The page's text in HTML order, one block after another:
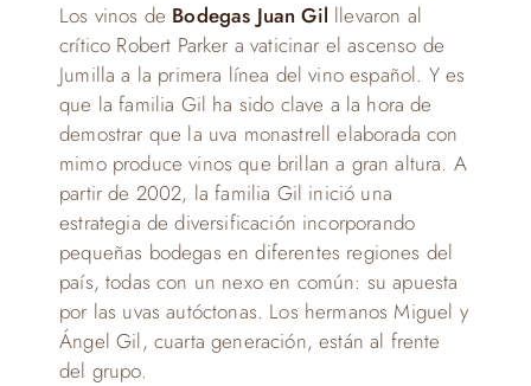
Los vinos de Bodegas Juan Gil llevaron al
crítico Robert Parker a vaticinar el ascenso de
Jumilla a la primera línea del vino español. Y es
que la familia Gil ha sido clave a la hora de
demostrar que la uva monastrell elaborada con
mimo produce vinos que brillan a gran altura. A
partir de 2002, la familia Gil inició una
estrategia de diversificación incorporando
pequeñas bodegas en diferentes regiones del
país, todas con un nexo en común: su apuesta
por las uvas autóctonas. Los hermanos Miguel y
Ángel Gil, cuarta generación, están al frente
del grupo.